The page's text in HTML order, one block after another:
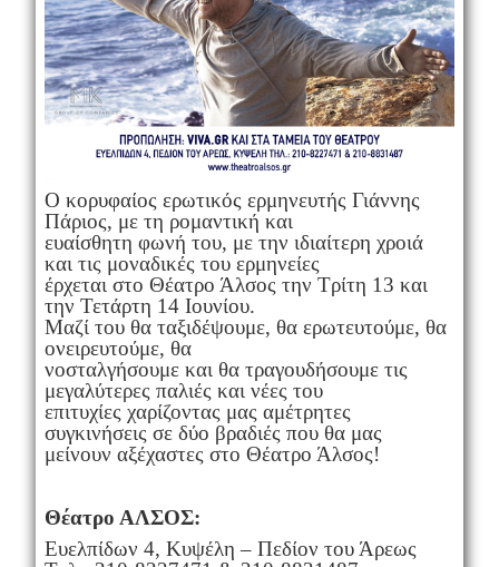
Ο κορυφαίος ερωτικός ερμηνευτής Γιάννης
Πάριος, με τη ρομαντική και
ευαίσθητη φωνή του, με την ιδιαίτερη χροιά
και τις μοναδικές του ερμηνείες
έρχεται στο Θέατρο Άλσος την Τρίτη 13 και
την Τετάρτη 14 Ιουνίου.
Μαζί του θα ταξιδέψουμε, θα ερωτευτούμε, θα
ονειρευτούμε, θα
νοσταλγήσουμε και θα τραγουδήσουμε τις
μεγαλύτερες παλιές και νέες του
επιτυχίες χαρίζοντας μας αμέτρητες
συγκινήσεις σε δύο βραδιές που θα μας
μείνουν αξέχαστες στο Θέατρο Άλσος!
Θέατρο ΑΛΣΟΣ:
Ευελπίδων 4, Κυψέλη – Πεδίον του Άρεως